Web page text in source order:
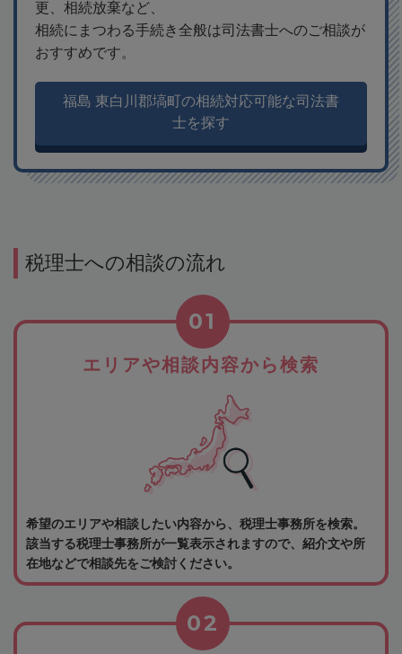
更、相続放棄など、
相続にまつわる手続き全般は司法書士へのご相談が
おすすめです。
福島 東白川郡塙町の相続対応可能な司法書
士を探す
税理士への相談の流れ
エリアや相談内容から検索
01
希望のエリアや相談したい内容から、税理士事務所を検索。
該当する税理士事務所が一覧表示されますので、紹介文や所
在地などで相談先をご検討ください。
02